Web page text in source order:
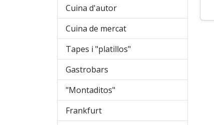
Cuina d'autor
Cuina de mercat
Tapes i "platillos"
Gastrobars
"Montaditos"
Frankfurt